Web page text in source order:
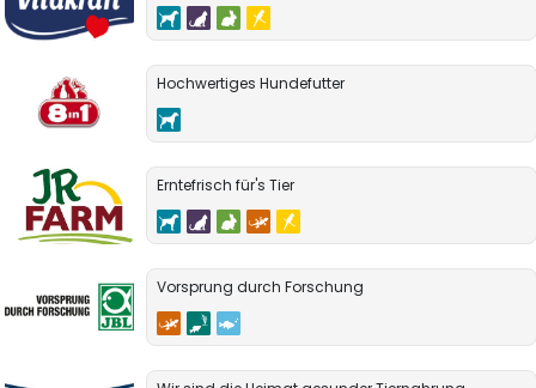
Hochwertiges Hundefutter
Erntefrisch für's Tier
Vorsprung durch Forschung